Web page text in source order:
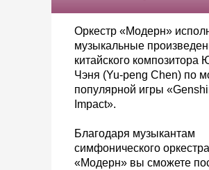
Оркестр «Модерн»
музыкальные
китайского композитора
Чэня (Yu-peng Chen) по
популярной игры
Impact».
Благодаря музыкантам
симфонического оркестра
«Модерн» вы сможете